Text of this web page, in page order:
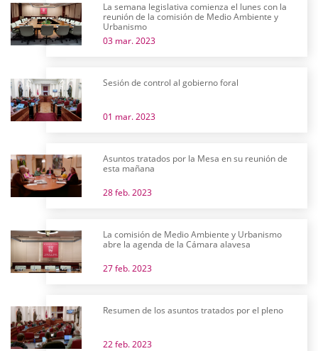
La semana legislativa comienza el lunes con la
reunión de la comisión de Medio Ambiente y
Urbanismo
03 mar. 2023
Sesión de control al gobierno foral
01 mar. 2023
Asuntos tratados por la Mesa en su reunión de
esta mañana
28 feb. 2023
La comisión de Medio Ambiente y Urbanismo
abre la agenda de la Cámara alavesa
27 feb. 2023
Resumen de los asuntos tratados por el pleno
22 feb. 2023